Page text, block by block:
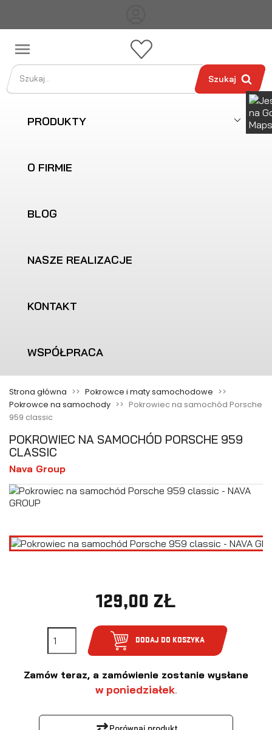

Szukaj
PRODUKTY
O FIRMIE
BLOG
NASZE REALIZACJE
KONTAKT
WSPÓŁPRACA
Strona główna
Pokrowce i maty samochodowe
Pokrowce na samochody
Pokrowiec na samochód Porsche
959 classic
POKROWIEC NA SAMOCHÓD PORSCHE 959
CLASSIC
Nava Group
129,00 ZŁ
DODAJ DO KOSZYKA
Zamów teraz, a zamówienie zostanie wysłane
w poniedziałek.
Porównaj produkt